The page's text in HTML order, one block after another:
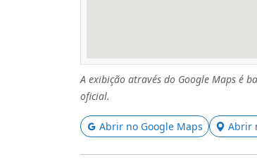
A exibição através do Google Maps é
oficial.
Abrir no Google Maps Abrir